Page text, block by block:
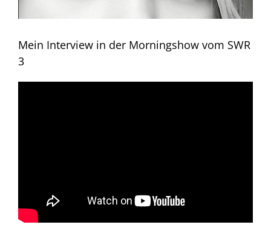
Mein Interview in der Morningshow vom SWR
3